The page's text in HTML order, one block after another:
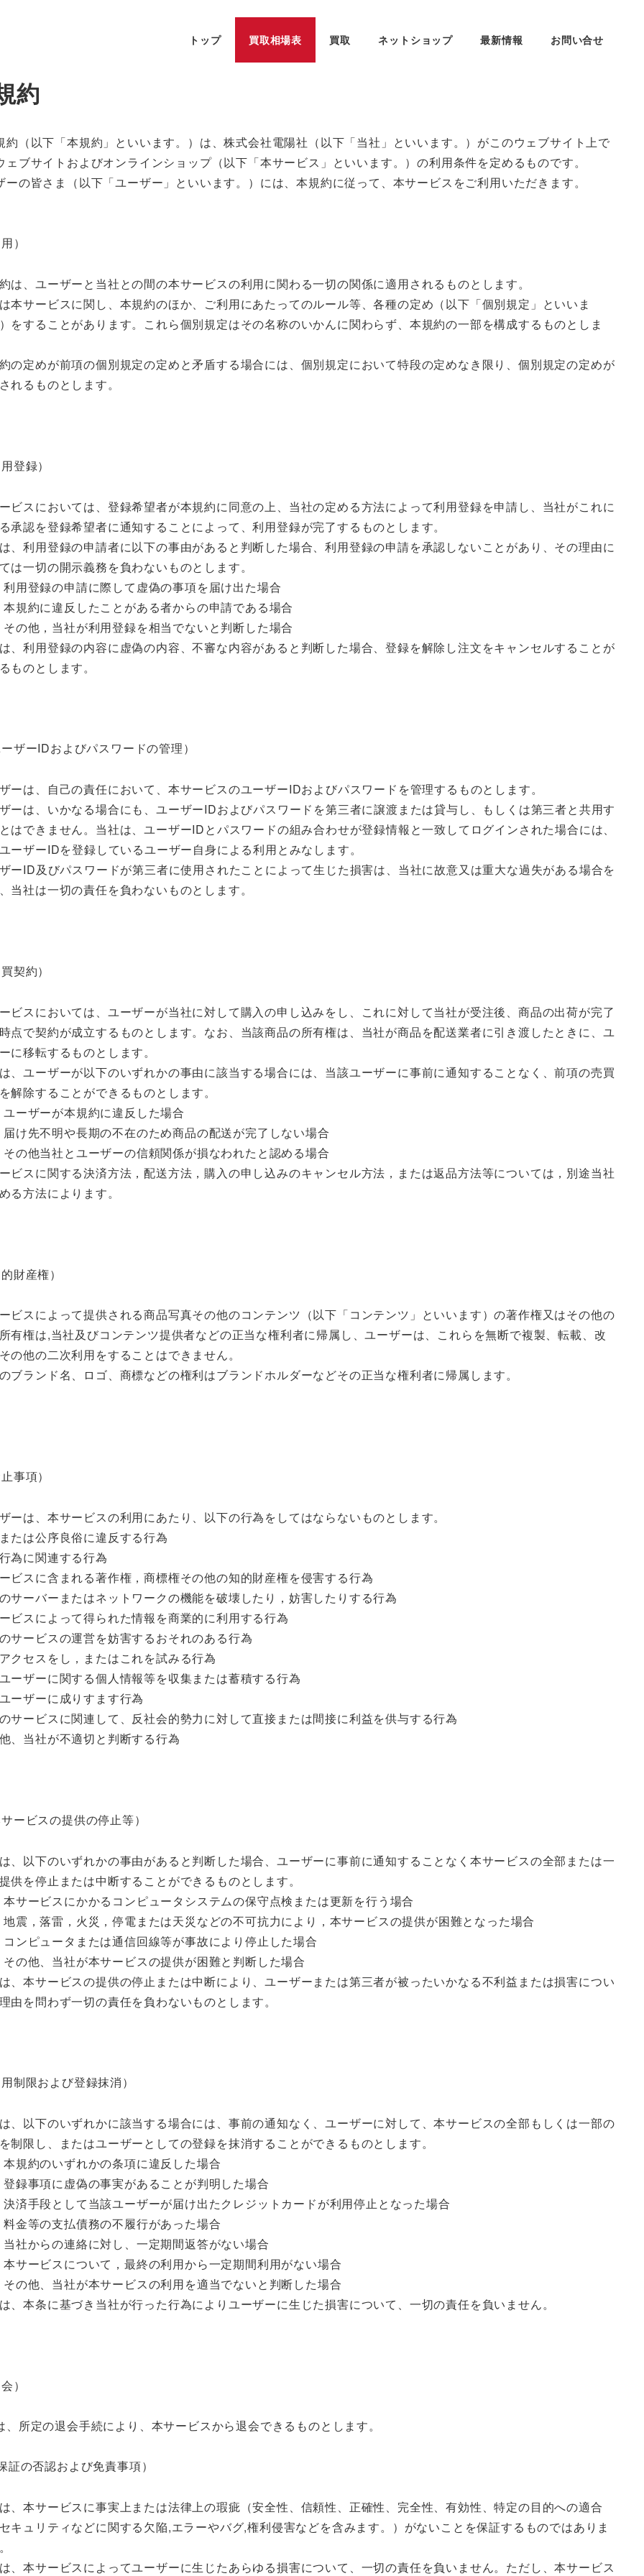
トップ 買取相場表 買取 ネットショップ 最新情報 お問い合せ
約
約（以下「本規約」といいます。）は、株式会社電陽社（以下「当社」といいます。）がこのウェブサイト上で
ェブサイトおよびオンラインショップ（以下「本サービス」といいます。）の利用条件を定めるものです。
ーの皆さま（以下「ユーザー」といいます。）には、本規約に従って、本サービスをご利用いただきます。
）
は、ユーザーと当社との間の本サービスの利用に関わる一切の関係に適用されるものとします。
本サービスに関し、本規約のほか、ご利用にあたってのルール等、各種の定め（以下「個別規定」といいま
をすることがあります。これら個別規定はその名称のいかんに関わらず、本規約の一部を構成するものとしま
の定めが前項の個別規定の定めと矛盾する場合には、個別規定において特段の定めなき限り、個別規定の定めが
れるものとします。
登録）
ビスにおいては、登録希望者が本規約に同意の上、当社の定める方法によって利用登録を申請し、当社がこれに
承認を登録希望者に通知することによって、利用登録が完了するものとします。
、利用登録の申請者に以下の事由があると判断した場合、利用登録の申請を承認しないことがあり、その理由に
は一切の開示義務を負わないものとします。
利用登録の申請に際して虚偽の事項を届け出た場合
本規約に違反したことがある者からの申請である場合
その他，当社が利用登録を相当でないと判断した場合
、利用登録の内容に虚偽の内容、不審な内容があると判断した場合、登録を解除し注文をキャンセルすることが
ものとします。
ザーIDおよびパスワードの管理）
ーは、自己の責任において、本サービスのユーザーIDおよびパスワードを管理するものとします。
ーは、いかなる場合にも、ユーザーIDおよびパスワードを第三者に譲渡または貸与し、もしくは第三者と共用す
はできません。当社は、ユーザーIDとパスワードの組み合わせが登録情報と一致してログインされた場合には、
ーザーIDを登録しているユーザー自身による利用とみなします。
ーID及びパスワードが第三者に使用されたことによって生じた損害は、当社に故意又は重大な過失がある場合を
当社は一切の責任を負わないものとします。
契約）
ビスにおいては、ユーザーが当社に対して購入の申し込みをし、これに対して当社が受注後、商品の出荷が完了
点で契約が成立するものとします。なお、当該商品の所有権は、当社が商品を配送業者に引き渡したときに、ユ
に移転するものとします。
、ユーザーが以下のいずれかの事由に該当する場合には、当該ユーザーに事前に通知することなく、前項の売買
解除することができるものとします。
ユーザーが本規約に違反した場合
届け先不明や長期の不在のため商品の配送が完了しない場合
その他当社とユーザーの信頼関係が損なわれたと認める場合
ビスに関する決済方法，配送方法，購入の申し込みのキャンセル方法，または返品方法等については，別途当社
る方法によります。
財産権）
ビスによって提供される商品写真その他のコンテンツ（以下「コンテンツ」といいます）の著作権又はその他の
有権は,当社及びコンテンツ提供者などの正当な権利者に帰属し、ユーザーは、これらを無断で複製、転載、改
の他の二次利用をすることはできません。
ブランド名、ロゴ、商標などの権利はブランドホルダーなどその正当な権利者に帰属します。
事項）
ーは、本サービスの利用にあたり、以下の行為をしてはならないものとします。
たは公序良俗に違反する行為
為に関連する行為
ビスに含まれる著作権，商標権その他の知的財産権を侵害する行為
サーバーまたはネットワークの機能を破壊したり，妨害したりする行為
ビスによって得られた情報を商業的に利用する行為
サービスの運営を妨害するおそれのある行為
クセスをし，またはこれを試みる行為
ーザーに関する個人情報等を収集または蓄積する行為
ーザーに成りすます行為
サービスに関連して、反社会的勢力に対して直接または間接に利益を供与する行為
、当社が不適切と判断する行為
ービスの提供の停止等）
、以下のいずれかの事由があると判断した場合、ユーザーに事前に通知することなく本サービスの全部または一
供を停止または中断することができるものとします。
本サービスにかかるコンピュータシステムの保守点検または更新を行う場合
地震，落雷，火災，停電または天災などの不可抗力により，本サービスの提供が困難となった場合
コンピュータまたは通信回線等が事故により停止した場合
その他、当社が本サービスの提供が困難と判断した場合
、本サービスの提供の停止または中断により、ユーザーまたは第三者が被ったいかなる不利益または損害につい
由を問わず一切の責任を負わないものとします。
制限および登録抹消）
、以下のいずれかに該当する場合には、事前の通知なく、ユーザーに対して、本サービスの全部もしくは一部の
制限し、またはユーザーとしての登録を抹消することができるものとします。
本規約のいずれかの条項に違反した場合
登録事項に虚偽の事実があることが判明した場合
決済手段として当該ユーザーが届け出たクレジットカードが利用停止となった場合
料金等の支払債務の不履行があった場合
当社からの連絡に対し、一定期間返答がない場合
本サービスについて，最終の利用から一定期間利用がない場合
その他、当社が本サービスの利用を適当でないと判断した場合
、本条に基づき当社が行った行為によりユーザーに生じた損害について、一切の責任を負いません。
）
、所定の退会手続により、本サービスから退会できるものとします。
証の否認および免責事項）
、本サービスに事実上または法律上の瑕疵（安全性、信頼性、正確性、完全性、有効性、特定の目的への適合
キュリティなどに関する欠陥,エラーやバグ,権利侵害などを含みます。）がないことを保証するものではありま
、本サービスによってユーザーに生じたあらゆる損害について、一切の責任を負いません。ただし、本サービス